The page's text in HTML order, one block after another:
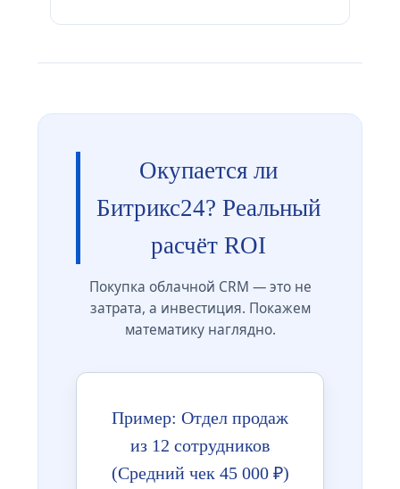
Окупается ли
Битрикс24? Реальный
расчёт ROI
Покупка облачной CRM — это не
затрата, а инвестиция. Покажем
математику наглядно.
Пример: Отдел продаж
из 12 сотрудников
(Средний чек 45 000 ₽)